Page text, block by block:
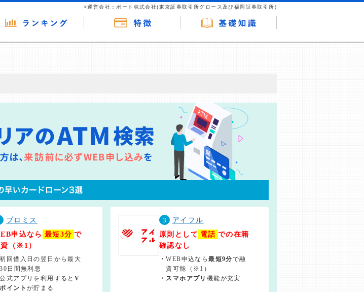
>運営会社：ポート株式会社(東京証券取引所グロース及び福岡証券取引所)
し、特定の商品を根拠なくPRするものではなく、当編集部の調査／ユーザーへの口コ
プロミス
申込なら 最短3分 で
（※1）
初回借入日の翌日から最大
30日間無利息
公式アプリを利用すると V
ポイントが貯まる
3
アイフル
原則として 電話 での在籍
確認なし
・WEB申込なら最短9分で融
資可能（※1）
・ スマホアプリ 機能が充実